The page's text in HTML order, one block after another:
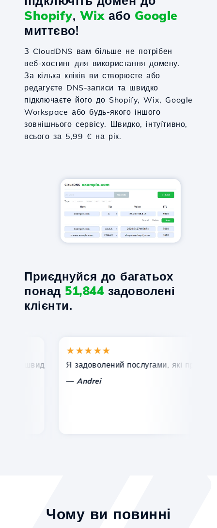
Shopify, Wixабо Google
миттєво!
З CloudDNS вам більше не потрібен
веб-хостинг для використання домену.
За кілька кліків ви створюєте або
редагуєте DNS-записи та швидко
підключаєте його до Shopify, Wix, Google
Workspace або будь-якого іншого
зовнішнього сервісу. Швидко, інтуїтивно,
всього за 5,99 € на рік.
Приєднуйся до багатьох
понад 51,844задоволені
клієнти.
швидка та ефективна технічна підтримка.
★★★★★
Я задоволений послугами, які
Andrei
Чому ви повинні